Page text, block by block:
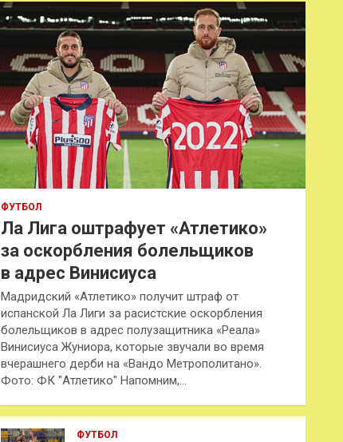
к
ФУТБОЛ
Ла Лига оштрафует «Атлетико»
за оскорбления болельщиков
в адрес Винисиуса
Мадридский «Атлетико» получит штраф от
испанской Ла Лиги за расистские оскорбления
болельщиков в адрес полузащитника «Реала»
Винисиуса Жуниора, которые звучали во время
вчерашнего дерби на «Вандо Метрополитано».
Фото: ФК "Атлетико" Напомним,…
ФУТБОЛ